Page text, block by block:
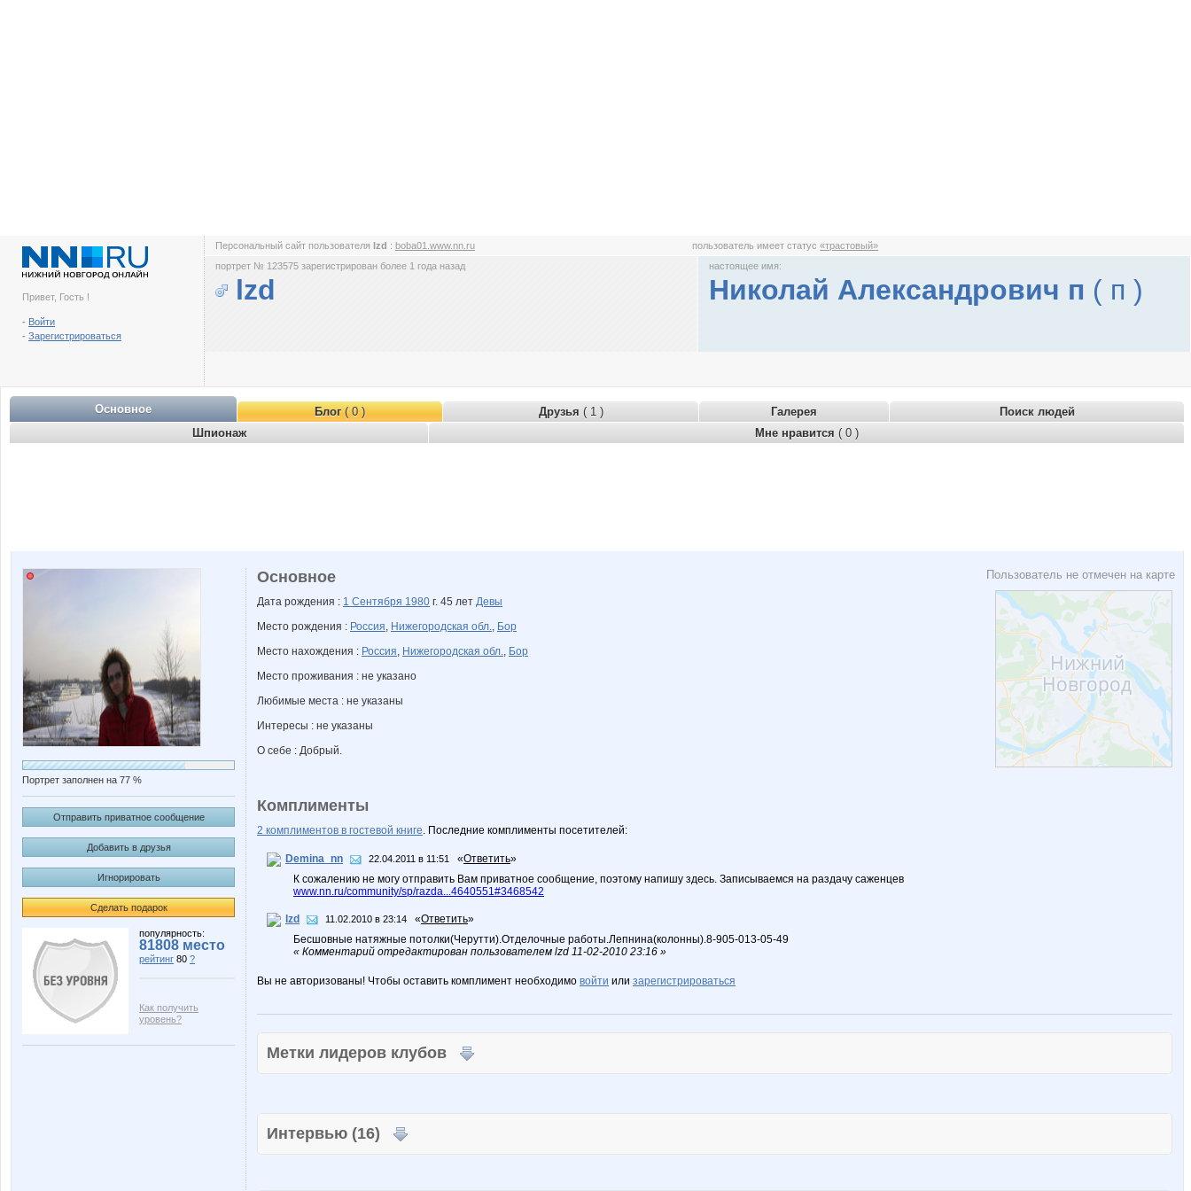
Привет, Гость !
- Войти
- Зарегистрироваться
Персональный сайт пользователя lzd : boba01.www.nn.ru пользователь имеет статус«трастовый»
портрет № 123575 зарегистрирован более 1 года назад
lzd
настоящее имя:
Николай Александрович п ( п )
Основное Блог( 0 ) Друзья ( 1 ) Галерея
Поиск людей
Шпионаж
Мне нравится ( 0 )
Портрет заполнен на 77 %
Отправить приватное сообщение
Добавить в друзья
Игнорировать
Сделать подарок
популярность:
81808 место
рейтинг 80 ?
Как получить
уровень?
Пользователь не отмечен на карте
Основное
Дата рождения : 1 Сентября 1980 г. 45 лет Девы
Место рождения : Россия, Нижегородская обл., Бор
Место нахождения : Россия, Нижегородская обл., Бор
Место проживания : не указано
Любимые места : не указаны
Интересы : не указаны
О себе : Добрый.
Комплименты
2 комплиментов в гостевой книге. Последние комплименты посетителей:
Demina_nn 22.04.2011 в 11:51 «Ответить»
К сожалению не могу отправить Вам приватное сообщение, поэтому напишу здесь. Записываемся на раздачу саженцев
www.nn.ru/community/sp/razda...4640551#3468542
lzd 11.02.2010 в 23:14 «Ответить»
Бесшовные натяжные потолки(Черутти).Отделочные работы.Лепнина(колонны).8-905-013-05-49
« Комментарий отредактирован пользователем lzd 11-02-2010 23:16 »
Вы не авторизованы! Чтобы оставить комплимент необходимо войти или зарегистрироваться
Метки лидеров клубов
Интервью (16)